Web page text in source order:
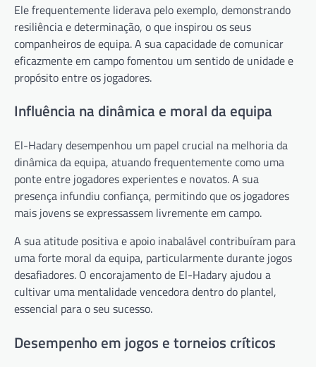
Ele frequentemente liderava pelo exemplo, demonstrando
resiliência e determinação, o que inspirou os seus
companheiros de equipa. A sua capacidade de comunicar
eficazmente em campo fomentou um sentido de unidade e
propósito entre os jogadores.
Influência na dinâmica e moral da equipa
El-Hadary desempenhou um papel crucial na melhoria da
dinâmica da equipa, atuando frequentemente como uma
ponte entre jogadores experientes e novatos. A sua
presença infundiu confiança, permitindo que os jogadores
mais jovens se expressassem livremente em campo.
A sua atitude positiva e apoio inabalável contribuíram para
uma forte moral da equipa, particularmente durante jogos
desafiadores. O encorajamento de El-Hadary ajudou a
cultivar uma mentalidade vencedora dentro do plantel,
essencial para o seu sucesso.
Desempenho em jogos e torneios críticos